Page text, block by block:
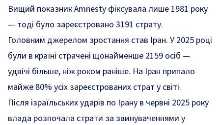
Вищий показник Amnesty фіксувала лише 1981 року
— тоді було зареєстровано 3191 страту.
Головним джерелом зростання став Іран. У 2025 році
були в країні страчені щонайменше 2159 осіб —
удвічі більше, ніж роком раніше. На Іран припало
майже 80% усіх зареєстрованих страт у світі.
Після ізраїльських ударів по Ірану в червні 2025 року
влада розпочала страти за звинуваченнями у